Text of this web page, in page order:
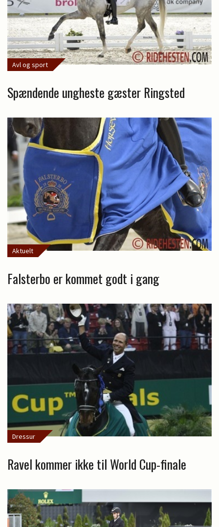
Avl og sport
Spændende ungheste gæster Ringsted
Aktuelt
Falsterbo er kommet godt i gang
Dressur
Ravel kommer ikke til World Cup-finale